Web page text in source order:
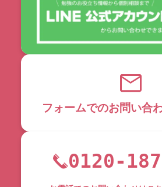
フォームでのお問い合
0120-